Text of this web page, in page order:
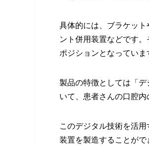
具体的には、ブラケッ
ント併用装置などです
ポジションとなっていま
製品の特徴としては「
いて、患者さんの口腔内
このデジタル技術を活
装置を製造することが